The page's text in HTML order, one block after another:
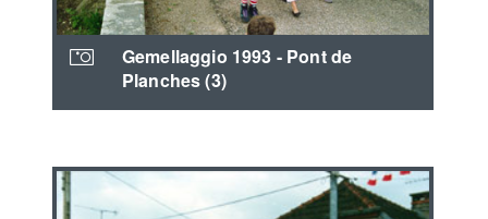
Gemellaggio 1993 - Pont de
Planches (3)